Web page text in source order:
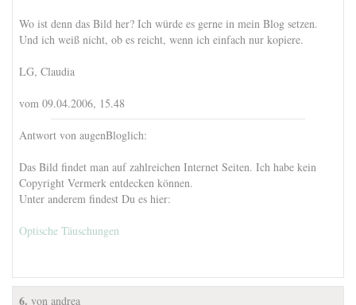
Wo ist denn das Bild her? Ich würde es gerne in mein Blog setzen.
Und ich weiß nicht, ob es reicht, wenn ich einfach nur kopiere.
LG, Claudia
vom 09.04.2006, 15.48
Antwort von augenBloglich:
Das Bild findet man auf zahlreichen Internet Seiten. Ich habe kein
Copyright Vermerk entdecken können.
Unter anderem findest Du es hier:
Optische Täuschungen
6. von andrea